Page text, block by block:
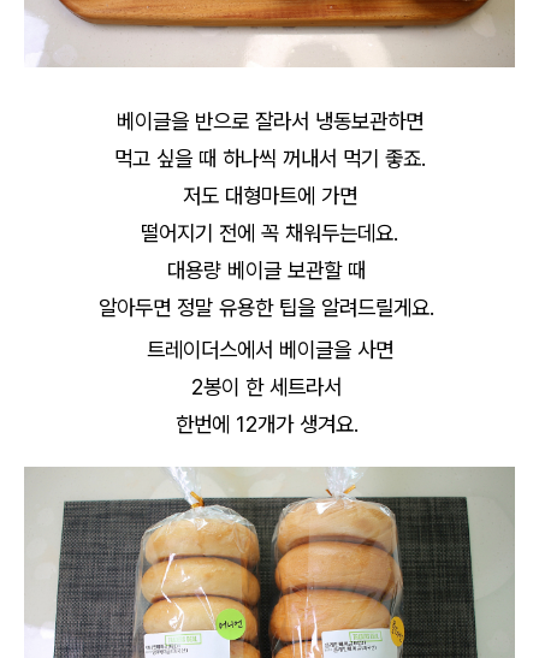
베이글을 반으로 잘라서 냉동보관하면
먹고 싶을 때 하나씩 꺼내서 먹기 좋죠.
저도 대형마트에 가면
떨어지기 전에 꼭 채워두는데요.
대용량 베이글 보관할 때
알아두면 정말 유용한 팁을 알려드릴게요.
트레이더스에서 베이글을 사면
2봉이 한 세트라서
한번에 12개가 생겨요.